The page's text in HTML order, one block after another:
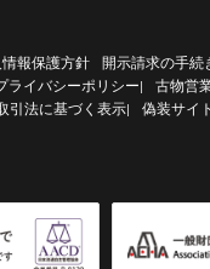
報保護方針 開示請求の手続
ライバシーポリシー|
古物営
引法に基づく表示| 偽装サイ